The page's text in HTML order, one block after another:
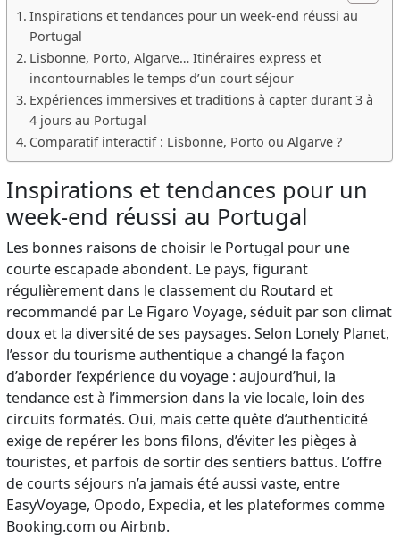
Inspirations et tendances pour un week-end réussi au
Portugal
Lisbonne, Porto, Algarve… Itinéraires express et
incontournables le temps d’un court séjour
Expériences immersives et traditions à capter durant 3 à
4 jours au Portugal
Comparatif interactif : Lisbonne, Porto ou Algarve ?
Inspirations et tendances pour un
week-end réussi au Portugal
Les bonnes raisons de choisir le Portugal pour une
courte escapade abondent. Le pays, figurant
régulièrement dans le classement du Routard et
recommandé par Le Figaro Voyage, séduit par son climat
doux et la diversité de ses paysages. Selon Lonely Planet,
l’essor du tourisme authentique a changé la façon
d’aborder l’expérience du voyage : aujourd’hui, la
tendance est à l’immersion dans la vie locale, loin des
circuits formatés. Oui, mais cette quête d’authenticité
exige de repérer les bons filons, d’éviter les pièges à
touristes, et parfois de sortir des sentiers battus. L’offre
de courts séjours n’a jamais été aussi vaste, entre
EasyVoyage, Opodo, Expedia, et les plateformes comme
Booking.com ou Airbnb.